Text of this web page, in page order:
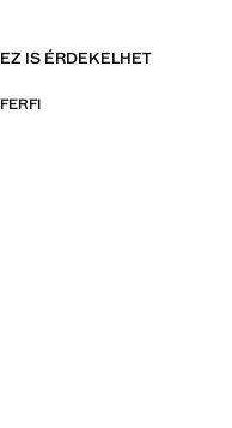
EZ IS ÉRDEKELHET
FERFI